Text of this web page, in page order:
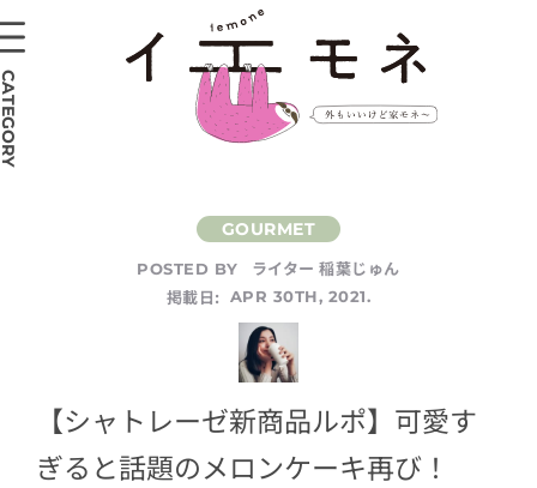
POSTED BY
ライター 稲葉じゅん
掲載日:
APR 30TH, 2021.
【シャトレーゼ新商品ルポ】可愛す
ぎると話題のメロンケーキ再び！